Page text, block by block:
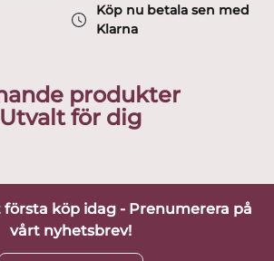
Köp nu betala sen med
Klarna
produkter
Utvalt för dig
första köp idag - Prenumerera på
vårt nyhetsbrev!